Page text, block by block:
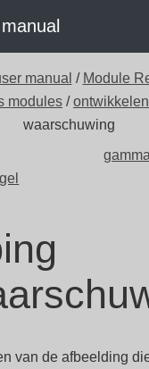
manual / Module
modules /ontwikkelen
waarschuwing
van de afbeelding